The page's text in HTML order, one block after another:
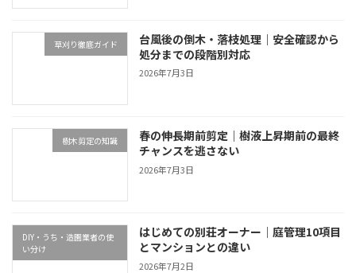
草刈り徹底ガイド
台風後の倒木・落枝処理｜安全確認から
処分までの段階別対応
2026年7月3日
樹木剪定の知識
春の伸長期前剪定｜樹液上昇期前の最終
チャンスを逃さない
2026年7月3日
DIY・うち・造園業者の使
い分け
はじめての別荘オーナー｜庭管理10項目
とマンションとの違い
2026年7月2日